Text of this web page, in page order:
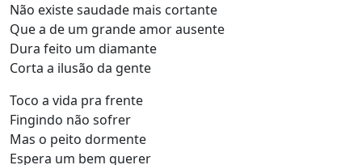
Não existe saudade mais cortante
Que a de um grande amor ausente
Dura feito um diamante
Corta a ilusão da gente
Toco a vida pra frente
Fingindo não sofrer
Mas o peito dormente
Espera um bem querer